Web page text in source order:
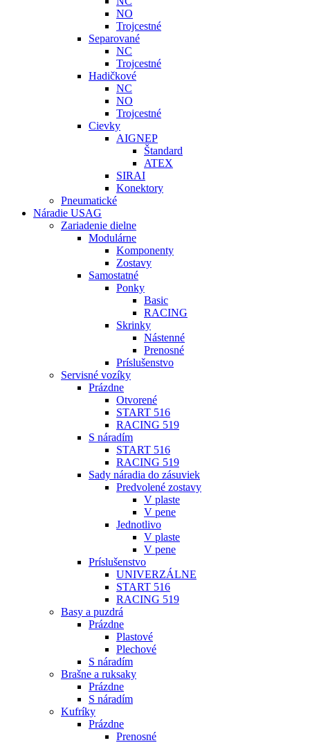
NO
Trojcestné
Separované
NC
Trojcestné
Hadičkové
NC
NO
Trojcestné
Cievky
AIGNEP
Štandard
ATEX
SIRAI
Konektory
Pneumatické
Náradie USAG
Zariadenie dielne
Modulárne
Komponenty
Zostavy
Samostatné
Ponky
Basic
RACING
Skrinky
Nástenné
Prenosné
Príslušenstvo
Servisné vozíky
Prázdne
Otvorené
START 516
RACING 519
S náradím
START 516
RACING 519
Sady náradia do zásuviek
Predvolené zostavy
V plaste
V pene
Jednotlivo
V plaste
V pene
Príslušenstvo
UNIVERZÁLNE
START 516
RACING 519
Basy a puzdrá
Prázdne
Plastové
Plechové
S náradím
Brašne a ruksaky
Prázdne
S náradím
Kufríky
Prázdne
Prenosné